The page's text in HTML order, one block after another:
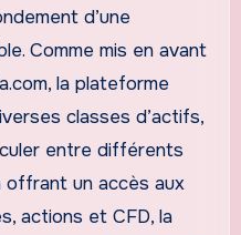
d’une
Comme mis en avant
la plateforme
classes d’actifs,
entre différents
offrant un accès aux
actions et CFD, la